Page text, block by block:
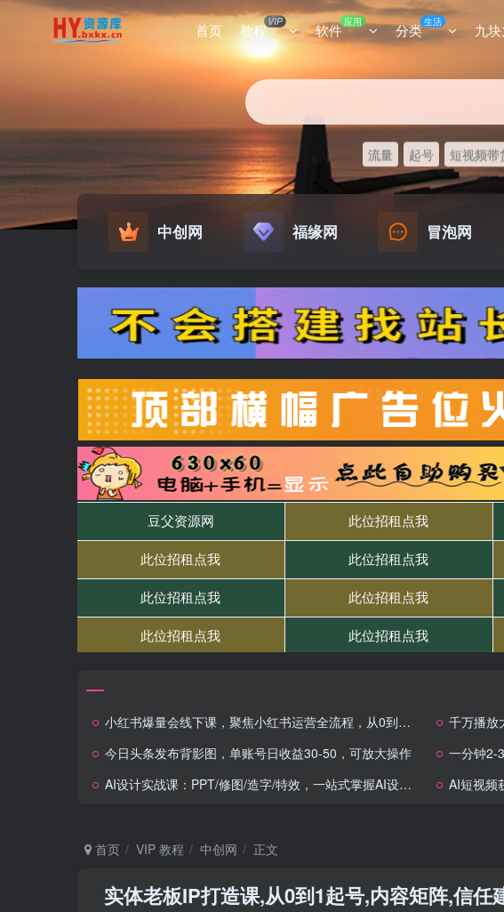
首页 教程VIP 软件 应用 分类生活 九
流量 起号 短视频带
中创网 福缘网 冒泡网
小红书爆量会线下课，聚焦小红书运营全流程，从0到1爆店实操方案 千万播放大
今日头条发布背影图，单账号日收益30-50，可放大操作
一分钟2-
AI设计实战课：PPT/修图/造字/特效，一站式掌握AI设计核心技巧
AI短视频获客
首页 VIP 教程 中创网 正文
实体老板IP打造课,从0到1起号,内容矩阵,信任